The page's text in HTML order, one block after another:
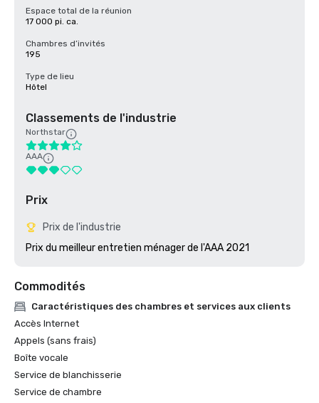
Espace total de la réunion
17 000 pi. ca.
Chambres d’invités
195
Type de lieu
Hôtel
Classements de l'industrie
Northstar
AAA
Prix
Prix de l'industrie
Prix du meilleur entretien ménager de l'AAA 2021
Commodités
Caractéristiques des chambres et services aux clients
Accès Internet
Appels (sans frais)
Boîte vocale
Service de blanchisserie
Service de chambre